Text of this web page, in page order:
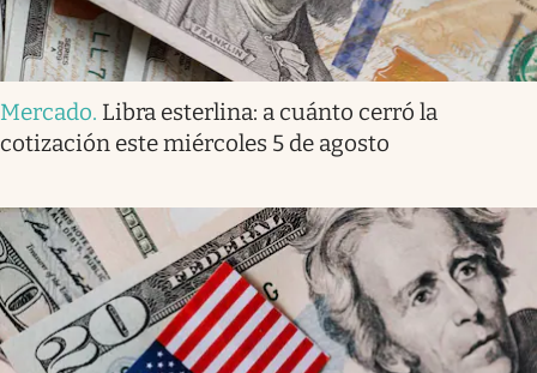
Mercado. Libra esterlina: a cuánto cerró la
cotización este miércoles 5 de agosto